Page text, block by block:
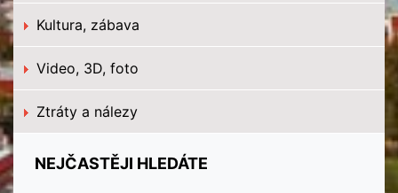
Kultura, zábava
Video, 3D, foto
Ztráty a nálezy
NEJČASTĚJI HLEDÁTE